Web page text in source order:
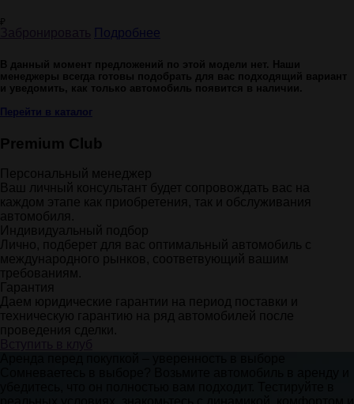
Подробнее
В данный момент предложений по этой модели нет. Наши
менеджеры всегда готовы подобрать для вас подходящий вариант
и уведомить, как только автомобиль появится в наличии.
Перейти в каталог
Premium Club
Персональный менеджер
Ваш личный консультант будет сопровождать вас на
каждом этапе как приобретения, так и обслуживания
автомобиля.
Индивидуальный подбор
Лично, подберет для вас оптимальный автомобиль с
международного рынков, соответвующий вашим
требованиям.
Гарантия
Даем юридические гарантии на период поставки и
техническую гарантию на ряд автомобилей после
проведения сделки.